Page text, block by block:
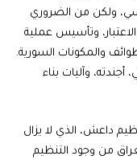
ولكن من الضروري
وتأسيس عملية
والمكونات السورية.
وآليات بناء
داعش، الذي لا يزال
من وجود التنظيم